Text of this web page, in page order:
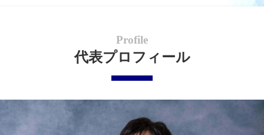
Profile
代表プロフィール